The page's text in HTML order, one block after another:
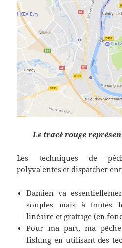
Le tracé rouge
Les techniques de
polyvalentes et dispatcher
Damien va
souples mais à toutes
linéaire et grattage (en
Pour ma part, ma
fishing en utilisant des